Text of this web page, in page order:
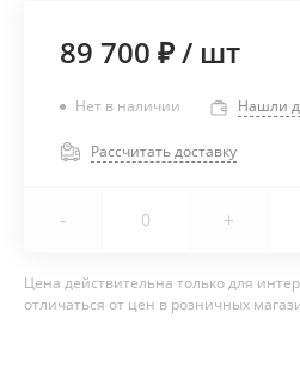
89 700 ₽/ шт
Нет в наличии Нашли
Рассчитать доставку
- +
Цена действительна только для
отличаться от цен в розничных